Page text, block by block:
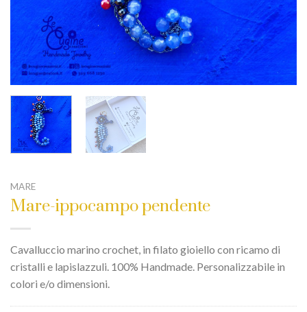
MARE
Mare-ippocampo pendente
Cavalluccio marino crochet, in filato gioiello con ricamo di
cristalli e lapislazzuli. 100% Handmade. Personalizzabile in
colori e/o dimensioni.